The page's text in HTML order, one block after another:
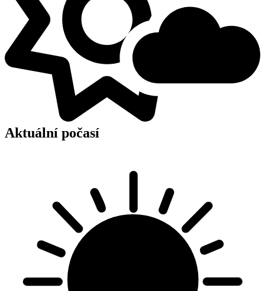
Aktuální počasí